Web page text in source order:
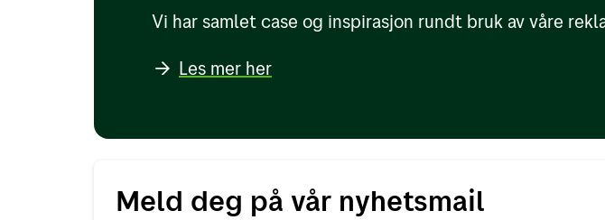
Vi har samlet case og inspirasjon rundt bruk av våre
Les mer her
Meld deg på vår nyhetsmail